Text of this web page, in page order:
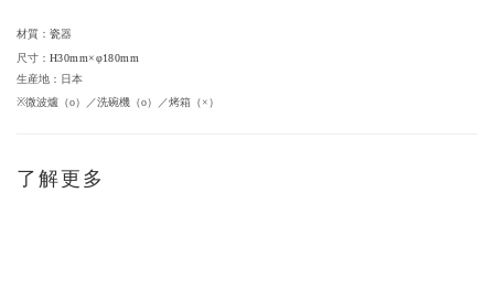
材質： 瓷器
尺寸： H30mm×φ180mm
生産地：日本
※微波爐（o）／洗碗機（o）／烤箱（×）
了解更多